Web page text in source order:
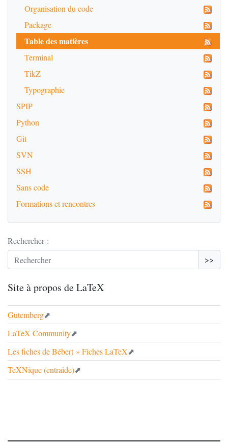
Organisation du code
Package
Table des matières
Terminal
TikZ
Typographie
SPIP
Python
Git
SVN
SSH
Sans code
Formations et rencontres
Rechercher :
>>
Site à propos de LaTeX
Gutemberg
LaTeX Community
Les fiches de Bébert » Fiches LaTeX
TeXNique (entraide)